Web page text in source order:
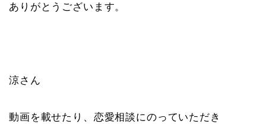
ありがとうございます。
涼さん
動画を載せたり、恋愛相談にのっていただき